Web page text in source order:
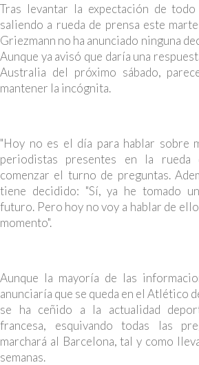
Tras levantar la expectación de
saliendo a rueda de prensa este
Griezmann no ha anunciado ninguna
Aunque ya avisó que daría una
Australia del próximo sábado,
mantener la incógnita.
"Hoy no es el día para hablar sobre
periodistas presentes en la rueda
comenzar el turno de preguntas.
tiene decidido: "Sí, ya he tomado
futuro. Pero hoy no voy a hablar de
momento".
Aunque la mayoría de las
anunciaría que se queda en el Atlético
se ha ceñido a la actualidad
francesa, esquivando todas las
marchará al Barcelona, tal y como
semanas.